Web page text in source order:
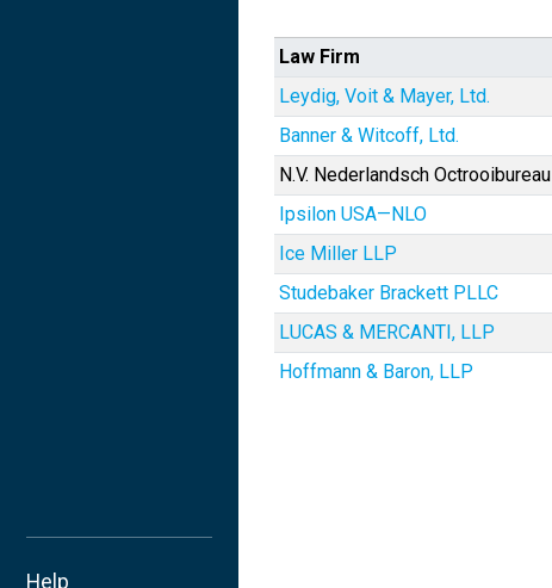
Help
Law Firm
Leydig, Voit & Mayer, Ltd.
Banner & Witcoff, Ltd.
N.V. Nederlandsch Octrooibureau
Ipsilon USA—NLO
Ice Miller LLP
Studebaker Brackett PLLC
LUCAS & MERCANTI, LLP
Hoffmann & Baron, LLP